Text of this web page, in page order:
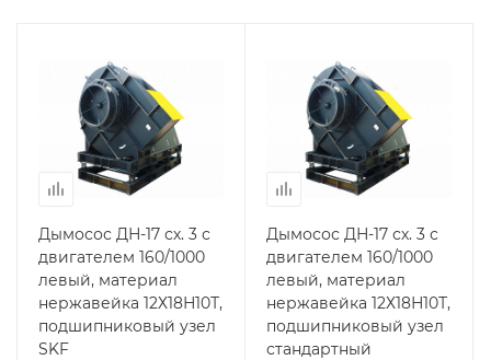
Дымосос ДН-17 сх. 3 с
двигателем 160/1000
левый, материал
нержавейка 12Х18Н10Т,
подшипниковый узел
SKF
Дымосос ДН-17 сх. 3 с
двигателем 160/1000
левый, материал
нержавейка 12Х18Н10Т,
подшипниковый узел
стандартный